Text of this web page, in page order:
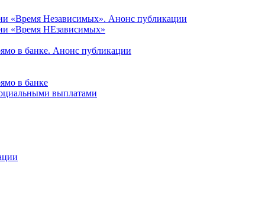
«Время Независимых». Анонс публикации
«Время НЕзависимых»
в банке. Анонс публикации
в банке
выплатами